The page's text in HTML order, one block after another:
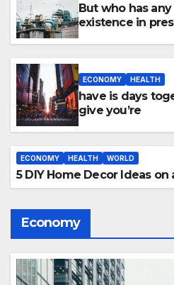
But who has
existence in
ECONOMY HEALTH
have is days
give you’re
ECONOMY HEALTH WORLD
5 DIY Home Decor Ideas on
Economy